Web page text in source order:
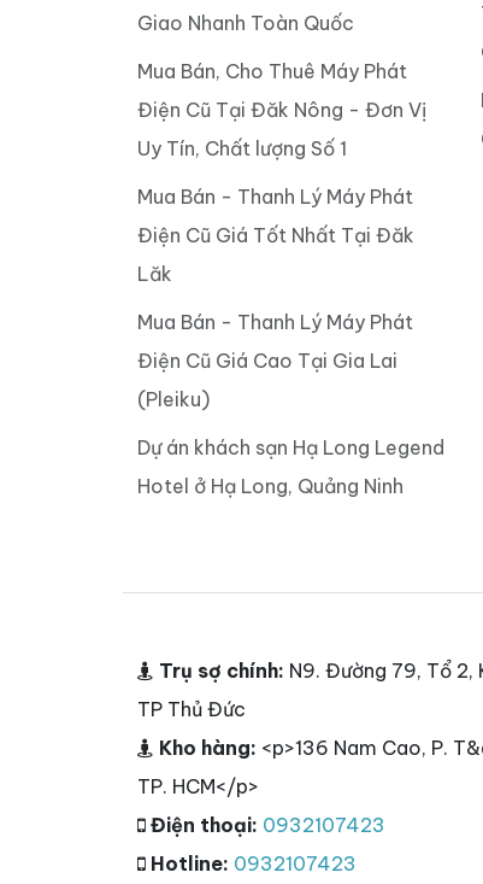
Giao Nhanh Toàn Quốc
Mua Bán, Cho Thuê Máy Phát
Điện Cũ Tại Đăk Nông - Đơn Vị
Uy Tín, Chất lượng Số 1
Mua Bán - Thanh Lý Máy Phát
Điện Cũ Giá Tốt Nhất Tại Đăk
Lăk
Mua Bán - Thanh Lý Máy Phát
Điện Cũ Giá Cao Tại Gia Lai
(Pleiku)
Dự án khách sạn Hạ Long Legend
Hotel ở Hạ Long, Quảng Ninh
Trụ sợ chính: N9. Đường 79, Tổ 2,
TP Thủ Đức
Kho hàng: <p>136 Nam Cao, P.
TP. HCM</p>
Điện thoại: 0932107423
Hotline: 0932107423